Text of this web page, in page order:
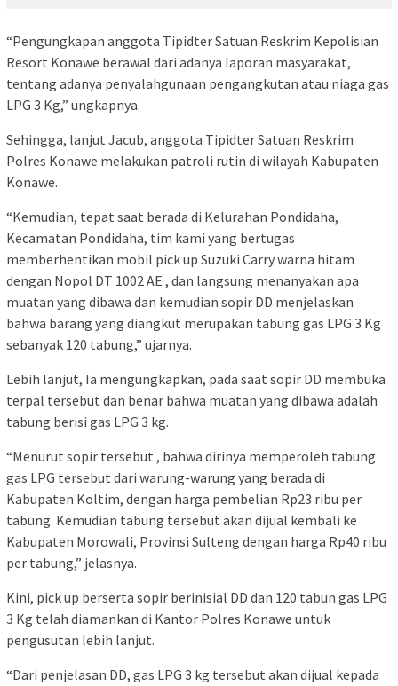
“Pengungkapan anggota Tipidter Satuan Reskrim Kepolisian
Resort Konawe berawal dari adanya laporan masyarakat,
tentang adanya penyalahgunaan pengangkutan atau niaga gas
LPG 3 Kg,” ungkapnya.
Sehingga, lanjut Jacub, anggota Tipidter Satuan Reskrim
Polres Konawe melakukan patroli rutin di wilayah Kabupaten
Konawe.
“Kemudian, tepat saat berada di Kelurahan Pondidaha,
Kecamatan Pondidaha, tim kami yang bertugas
memberhentikan mobil pick up Suzuki Carry warna hitam
dengan Nopol DT 1002 AE , dan langsung menanyakan apa
muatan yang dibawa dan kemudian sopir DD menjelaskan
bahwa barang yang diangkut merupakan tabung gas LPG 3 Kg
sebanyak 120 tabung,” ujarnya.
Lebih lanjut, Ia mengungkapkan, pada saat sopir DD membuka
terpal tersebut dan benar bahwa muatan yang dibawa adalah
tabung berisi gas LPG 3 kg.
“Menurut sopir tersebut , bahwa dirinya memperoleh tabung
gas LPG tersebut dari warung-warung yang berada di
Kabupaten Koltim, dengan harga pembelian Rp23 ribu per
tabung. Kemudian tabung tersebut akan dijual kembali ke
Kabupaten Morowali, Provinsi Sulteng dengan harga Rp40 ribu
per tabung,” jelasnya.
Kini, pick up berserta sopir berinisial DD dan 120 tabun gas LPG
3 Kg telah diamankan di Kantor Polres Konawe untuk
pengusutan lebih lanjut.
“Dari penjelasan DD, gas LPG 3 kg tersebut akan dijual kepada